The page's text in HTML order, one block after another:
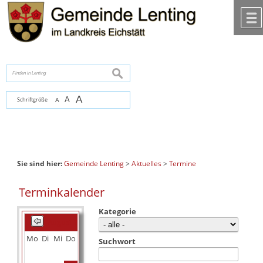
Zum Inhalt,zur Navigation oder zur Startseite springen.
Schriftgröße A A A
suchen
Sie sind hier: Gemeinde Lenting >Aktuelles >Termine
Terminkalender
Mo Di Mi Do Sa So
Kategorie
Suchwort